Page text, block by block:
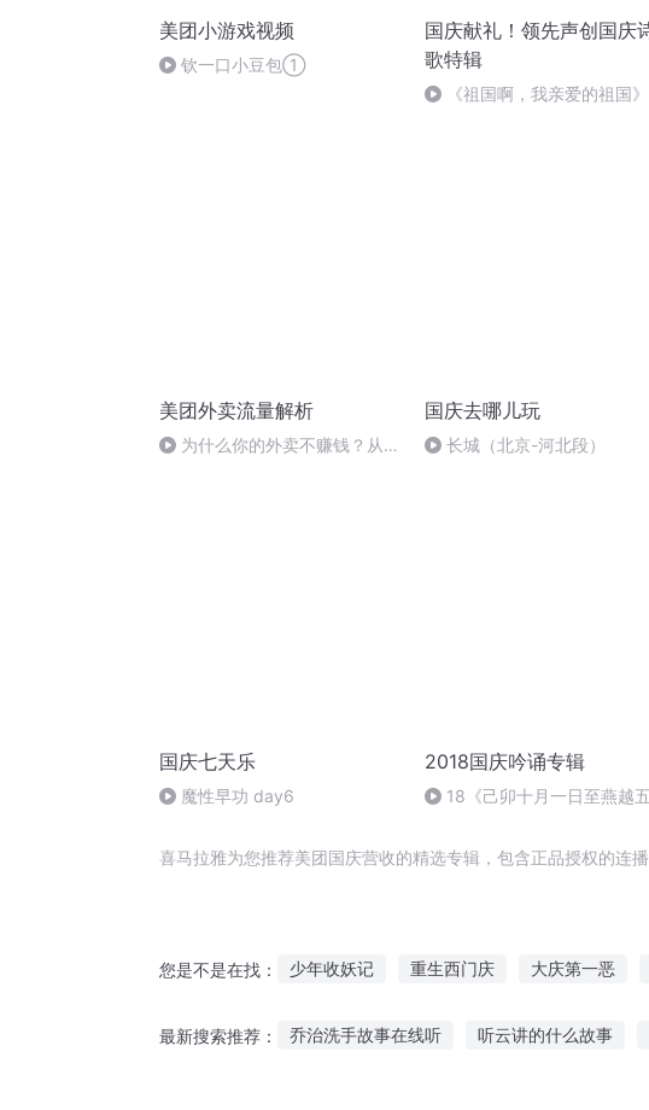
美团小游戏视频
钦一口小豆包①
国庆献礼！领先声创国庆
歌特辑
《祖国啊，我亲爱的祖国》
美团外卖流量解析
为什么你的外卖不赚钱？从来
国庆去哪儿玩
长城（北京-河北段）
国庆七天乐
魔性早功 day6
2018国庆吟诵专辑
18《己卯十月一日至燕越五
文天祥 自由吟诵
喜马拉雅为您推荐美团国庆营收的精选专辑，包含正品授权的连
您是不是在找： 少年收妖记 重生西门庆 大庆第一恶
最新搜索推荐： 乔治洗手故事在线听 听云讲的什么故事